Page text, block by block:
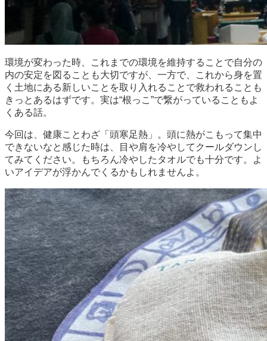
環境が変わった時、これまでの環境を維持することで自分の
内の安定を図ることも大切ですが、一方で、これから身を置
く土地にある新しいことを取り入れることで救われることも
きっとあるはずです。実は“根っこ”で繋がっていることもよ
くある話。
今回は、健康ことわざ「頭寒足熱」。頭に熱がこもって集中
できないなと感じた時は、目や肩を冷やしてクールダウンし
てみてください。もちろん冷やしたタオルでも十分です。よ
いアイデアが浮かんでくるかもしれませんよ。